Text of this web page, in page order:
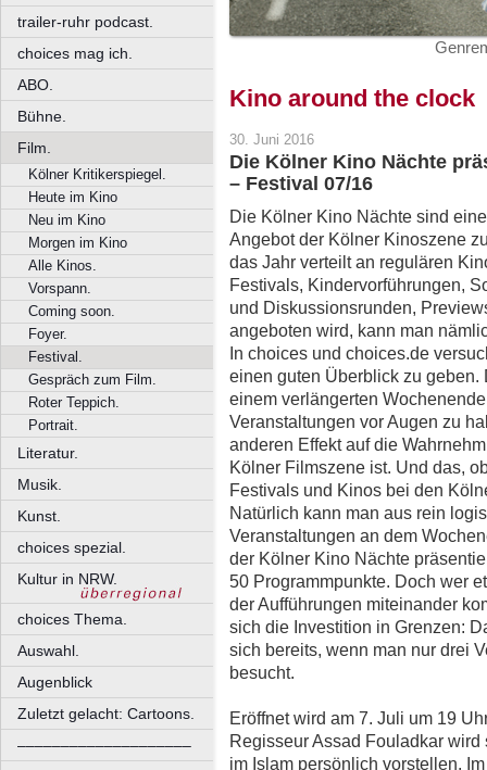
trailer-ruhr podcast.
choices mag ich.
ABO.
Bühne.
Film.
Kölner Kritikerspiegel.
Heute im Kino
Neu im Kino
Morgen im Kino
Alle Kinos.
Vorspann.
Coming soon.
Foyer.
Festival.
Gespräch zum Film.
Roter Teppich.
Portrait.
Literatur.
Musik.
Kunst.
choices spezial.
Kultur in NRW.
choices Thema.
Auswahl.
Augenblick
Zuletzt gelacht: Cartoons.
––––––––––––––––––––
Kino around the clock
30. Juni 2016
Die Kölner Kino Nächte
– Festival 07/16
Die Kölner Kino Nächte sind
Angebot der Kölner Kinoszene
das Jahr verteilt an regulären
Festivals, Kindervorführungen,
und Diskussionsrunden,
angeboten wird, kann man
In choices und choices.de
einen guten Überblick zu
einem verlängerten
Veranstaltungen vor Augen zu
anderen Effekt auf die
Kölner Filmszene ist. Und das,
Festivals und Kinos bei den
Natürlich kann man aus rein
Veranstaltungen an dem
der Kölner Kino Nächte
50 Programmpunkte. Doch wer
der Aufführungen miteinander
sich die Investition in Grenzen:
sich bereits, wenn man nur drei
besucht.
Eröffnet wird am 7. Juli um 19
Regisseur Assad Fouladkar
im Islam persönlich vorstellen.